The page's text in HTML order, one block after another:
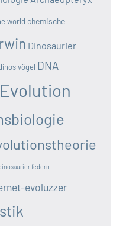
world chemische
Dinosaurier
vögel DNA
Evolution
federn
evoluzzer